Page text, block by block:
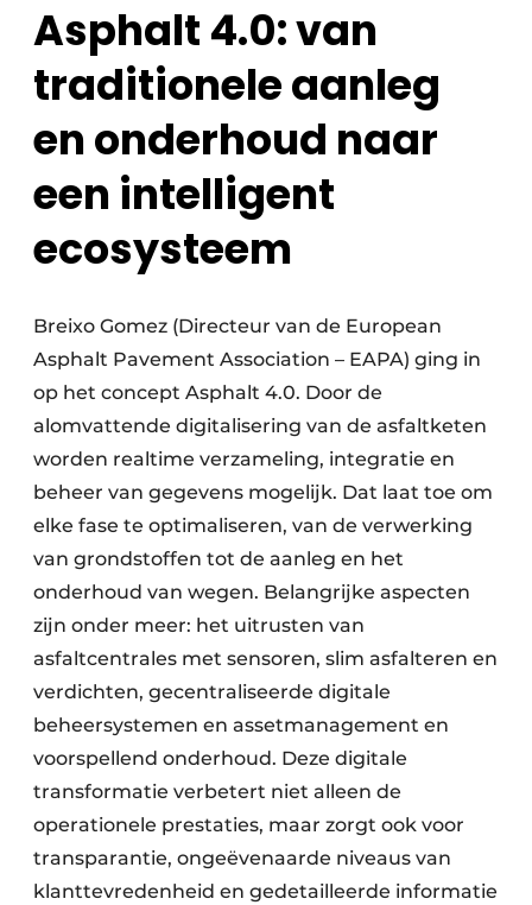
Asphalt 4.0: van
traditionele aanleg
en onderhoud naar
een intelligent
ecosysteem
Breixo Gomez (Directeur van de European
Asphalt Pavement Association – EAPA) ging in
op het concept Asphalt 4.0. Door de
alomvattende digitalisering van de asfaltketen
worden realtime verzameling, integratie en
beheer van gegevens mogelijk. Dat laat toe om
elke fase te optimaliseren, van de verwerking
van grondstoffen tot de aanleg en het
onderhoud van wegen. Belangrijke aspecten
zijn onder meer: het uitrusten van
asfaltcentrales met sensoren, slim asfalteren en
verdichten, gecentraliseerde digitale
beheersystemen en assetmanagement en
voorspellend onderhoud. Deze digitale
transformatie verbetert niet alleen de
operationele prestaties, maar zorgt ook voor
transparantie, ongeëvenaarde niveaus van
klanttevredenheid en gedetailleerde informatie